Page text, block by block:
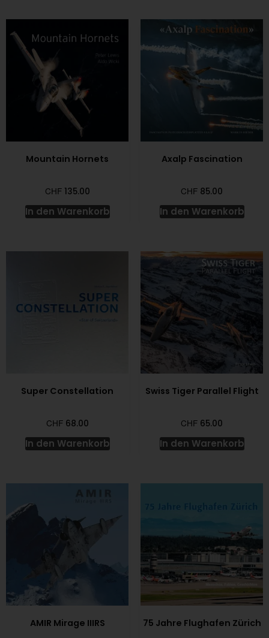
Mountain Hornets
CHF135.00
In den Warenkorb
Axalp Fascination
CHF 85.00
In den Warenkorb
Super Constellation
CHF68.00
In den Warenkorb
Swiss Tiger Parallel Flight
CHF 65.00
In den Warenkorb
AMIR Mirage IIIRS 75 Jahre Flughafen Zürich